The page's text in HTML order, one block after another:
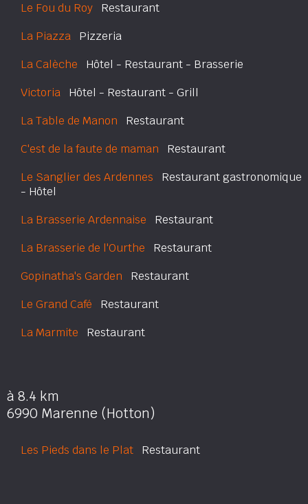
Le Fou du Roy Restaurant
La Piazza Pizzeria
La Calèche Hôtel - Restaurant - Brasserie
Victoria Hôtel - Restaurant - Grill
La Table de Manon Restaurant
C'est de la faute de maman Restaurant
Le Sanglier des Ardennes Restaurant gastronomique
- Hôtel
La Brasserie Ardennaise Restaurant
La Brasserie de l'Ourthe Restaurant
Gopinatha's Garden Restaurant
Le Grand Café Restaurant
La Marmite Restaurant
à 8.4 km
6990 Marenne (Hotton)
Les Pieds dans le Plat Restaurant